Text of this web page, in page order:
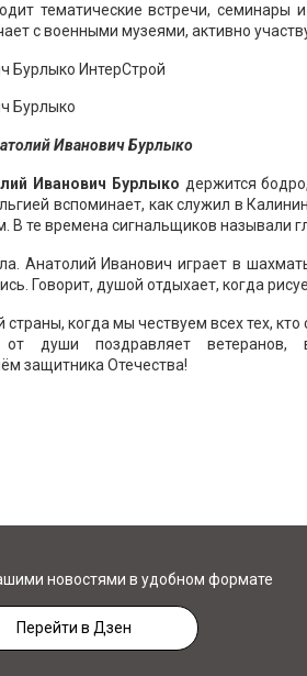
тематические встречи, семинары
с военными музеями, активно
Иванович Бурлыко
Иванович Бурлыко держится
вспоминает, как служил в
те времена сигнальщиков называли
Анатолий Иванович играет в
Говорит, душой отдыхает, когда
когда мы чествуем всех тех,
души поздравляет ветеранов,
защитника Отечества!
новостями в удобном формате
Перейти в Дзен